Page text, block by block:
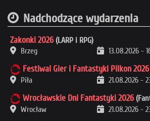
Nadchodzące wydarzenia
Zakonki 2026 (LARP i RPG)
Brzeg
13.08.2026 -
Festiwal Gier i Fantastyki Pilkon 2026
Piła
21.08.2026 -
Wrocławskie Dni Fantastyki 2026
Wrocław
21.08.2026 -